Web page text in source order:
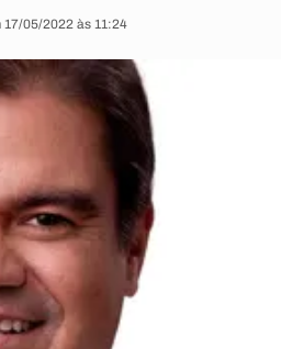
17/05/2022 às 11:24